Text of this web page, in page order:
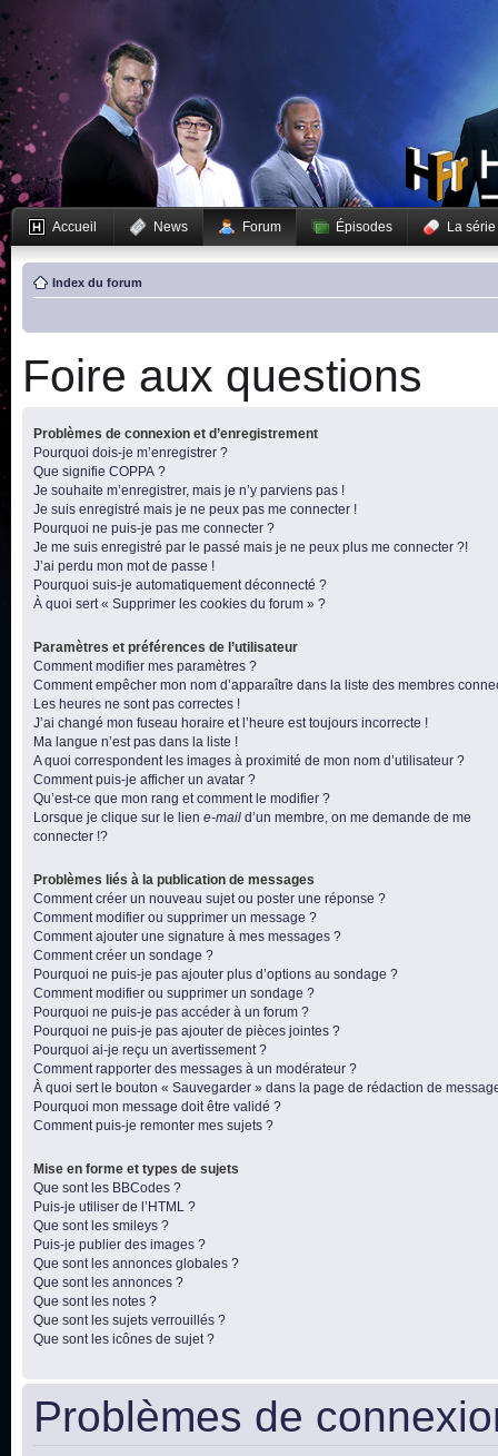
Accueil News Forum Épisodes La série
Index du forum
Foire aux questions
Problèmes de connexion et d’enregistrement
Pourquoi dois-je m’enregistrer ?
Que signifie COPPA ?
Je souhaite m’enregistrer, mais je n’y parviens pas !
Je suis enregistré mais je ne peux pas me connecter !
Pourquoi ne puis-je pas me connecter ?
Je me suis enregistré par le passé mais je ne peux plus me connecter ?!
J’ai perdu mon mot de passe !
Pourquoi suis-je automatiquement déconnecté ?
À quoi sert « Supprimer les cookies du forum » ?
Paramètres et préférences de l’utilisateur
Comment modifier mes paramètres ?
Comment empêcher mon nom d’apparaître dans la liste des membres
Les heures ne sont pas correctes !
J’ai changé mon fuseau horaire et l’heure est toujours incorrecte !
Ma langue n’est pas dans la liste !
A quoi correspondent les images à proximité de mon nom d’utilisateur ?
Comment puis-je afficher un avatar ?
Qu’est-ce que mon rang et comment le modifier ?
Lorsque je clique sur le lien e-mail d’un membre, on me demande de me
connecter !?
Problèmes liés à la publication de messages
Comment créer un nouveau sujet ou poster une réponse ?
Comment modifier ou supprimer un message ?
Comment ajouter une signature à mes messages ?
Comment créer un sondage ?
Pourquoi ne puis-je pas ajouter plus d’options au sondage ?
Comment modifier ou supprimer un sondage ?
Pourquoi ne puis-je pas accéder à un forum ?
Pourquoi ne puis-je pas ajouter de pièces jointes ?
Pourquoi ai-je reçu un avertissement ?
Comment rapporter des messages à un modérateur ?
À quoi sert le bouton « Sauvegarder » dans la page de rédaction de
Pourquoi mon message doit être validé ?
Comment puis-je remonter mes sujets ?
Mise en forme et types de sujets
Que sont les BBCodes ?
Puis-je utiliser de l’HTML ?
Que sont les smileys ?
Puis-je publier des images ?
Que sont les annonces globales ?
Que sont les annonces ?
Que sont les notes ?
Que sont les sujets verrouillés ?
Que sont les icônes de sujet ?
Problèmes de